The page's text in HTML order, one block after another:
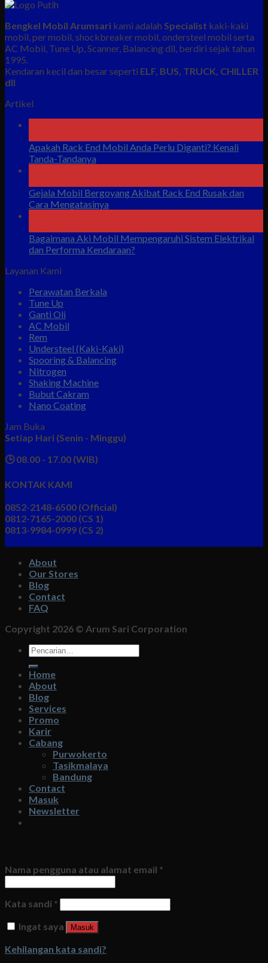
Bengkel Mobil Arumsari kami adalah Specialist kaki-kaki
mobil, per mobil, shockbreaker mobil, ondersteel mobil serta
AC Mobil, Tune Up, Scanner, Balancing dll, berdiri sejak tahun
1995.
Kendaran kecil dan besar seperti ELF, BUS, TRUCK, CHILLER
dll
Artikel
Apakah Rack End Mobil Anda Perlu Diganti? Kenali
Tanda-Tandanya
Gejala Mobil Bergoyang Akibat Rack End Rusak dan
Cara Mengatasinya
Bagaimana Aki Mobil Mempengaruhi Sistem Elektrikal
dan Performa Kendaraan?
Layanan Kami
Perawatan Berkala
Tune Up
Ganti Oli
AC Mobil
Rem
Understeel (Kaki-Kaki)
Spooring & Balancing
Nitrogen
Shaking Machine
Bubut Cakram
Nano Coating
Jam Buka
Setiap Hari (Senin - Minggu)
🕒 08.00 - 17.00 (WIB)
KONTAK KAMI
0852-2148-6500 (Official)
0812-7165-2000 (CS 1)
0813-9984-0999 (CS 2)
About
Our Stores
Blog
Contact
FAQ
Copyright 2026 © Arum Sari Corporation
Pencarian
untuk:
Home
About
Blog
Services
Promo
Karir
Cabang
Purwokerto
Tasikmalaya
Bandung
Contact
Masuk
Newsletter
Nama pengguna atau alamat email *
Kata sandi *
Ingat saya
Masuk
Kehilangan kata sandi?